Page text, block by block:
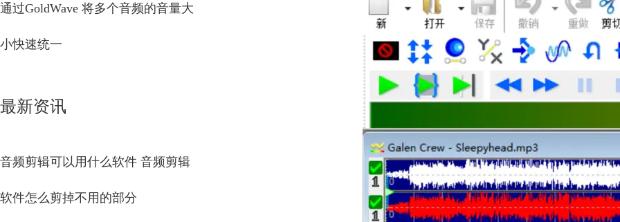
通过GoldWave 将多个音频的音量大
小快速统一
最新资讯
音频剪辑可以用什么软件 音频剪辑
软件怎么剪掉不用的部分